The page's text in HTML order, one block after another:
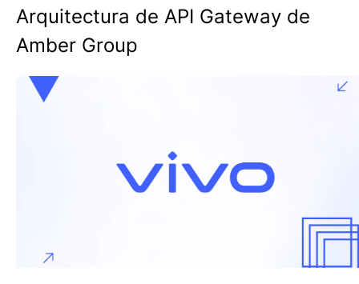
Arquitectura de API Gateway de
Amber Group